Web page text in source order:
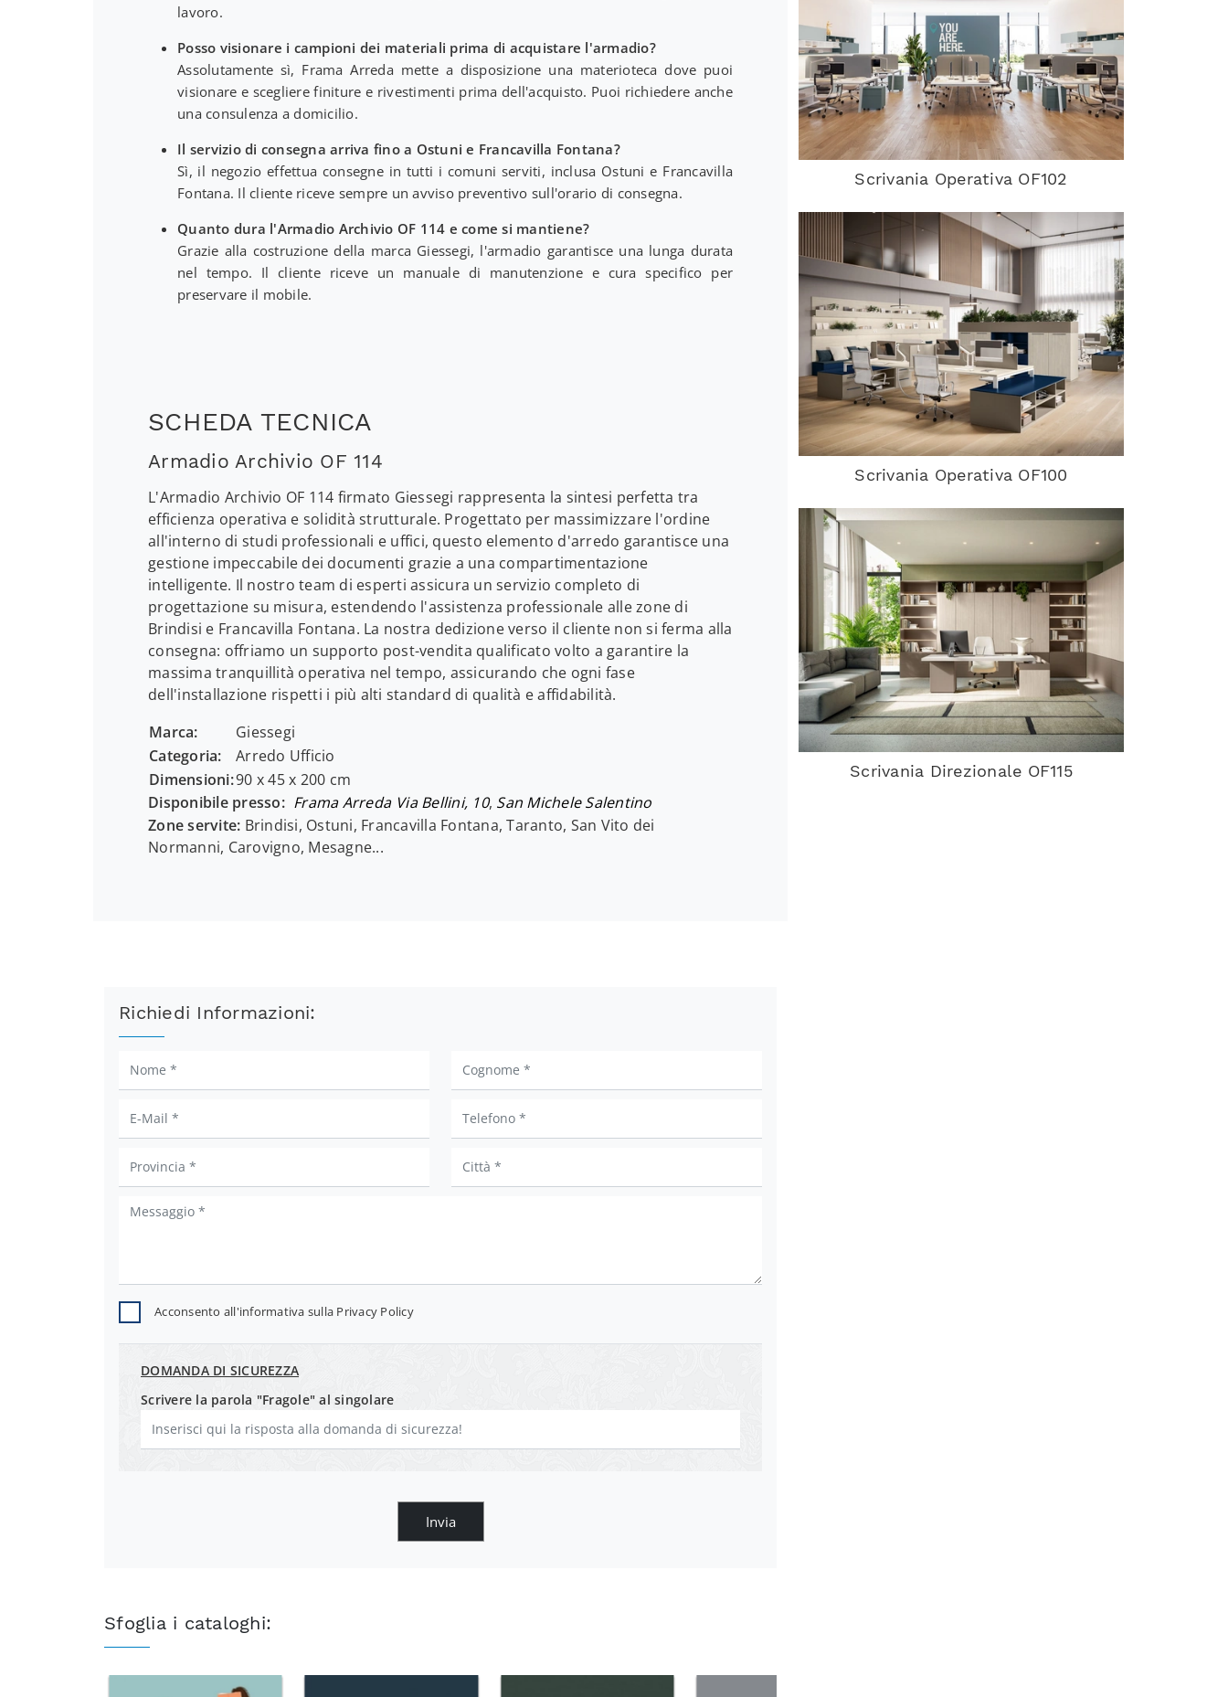
lavoro.
Posso visionare i campioni dei materiali prima di acquistare l'armadio?
Assolutamente sì, Frama Arreda mette a disposizione una materioteca dove puoi
visionare e scegliere finiture e rivestimenti prima dell'acquisto. Puoi richiedere anche
una consulenza a domicilio.
Il servizio di consegna arriva fino a Ostuni e Francavilla Fontana?
Sì, il negozio effettua consegne in tutti i comuni serviti, inclusa Ostuni e Francavilla
Fontana. Il cliente riceve sempre un avviso preventivo sull'orario di consegna.
Quanto dura l'Armadio Archivio OF 114 e come si mantiene?
Grazie alla costruzione della marca Giessegi, l'armadio garantisce una lunga durata
nel tempo. Il cliente riceve un manuale di manutenzione e cura specifico per
preservare il mobile.
SCHEDA TECNICA
Armadio Archivio OF 114
L'Armadio Archivio OF 114 firmato Giessegi rappresenta la sintesi perfetta tra
efficienza operativa e solidità strutturale. Progettato per massimizzare l'ordine
all'interno di studi professionali e uffici, questo elemento d'arredo garantisce una
gestione impeccabile dei documenti grazie a una compartimentazione
intelligente. Il nostro team di esperti assicura un servizio completo di
progettazione su misura, estendendo l'assistenza professionale alle zone di
Brindisi e Francavilla Fontana. La nostra dedizione verso il cliente non si ferma alla
consegna: offriamo un supporto post-vendita qualificato volto a garantire la
massima tranquillità operativa nel tempo, assicurando che ogni fase
dell'installazione rispetti i più alti standard di qualità e affidabilità.
Marca:
Giessegi
Categoria:
Arredo Ufficio
Dimensioni:90 x 45 x 200 cm
Disponibile presso: Frama Arreda Via Bellini, 10, San Michele Salentino
Zone servite: Brindisi, Ostuni, Francavilla Fontana, Taranto, San Vito dei
Normanni, Carovigno, Mesagne...
Richiedi Informazioni:
Acconsento all'informativa sulla Privacy Policy
DOMANDA DI SICUREZZA
Scrivere la parola "Fragole" al singolare
Invia
Sfoglia i cataloghi:
Scrivania Operativa OF102
Scrivania Operativa OF100
Scrivania Direzionale OF115